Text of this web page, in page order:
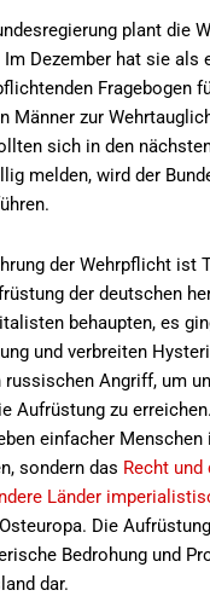
plant die
Dezember hat sie als
Fragebogen
Männer zur
sich in den
melden, wird der
der Wehrpflicht ist
der deutschen
behaupten, es
und verbreiten
russischen Angriff, um
Aufrüstung zu
einfacher Menschen
sondern das Recht
Länder
Die
Bedrohung und
dar.